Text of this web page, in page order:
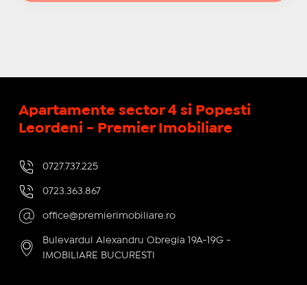
Apartamente sector 4 si Popesti
Leordeni - Premier Imobiliare
0727.737.225
0723.363.867
office@premierimobiliare.ro
Bulevardul Alexandru Obregia 19A-19G -
IMOBILIARE BUCURESTI